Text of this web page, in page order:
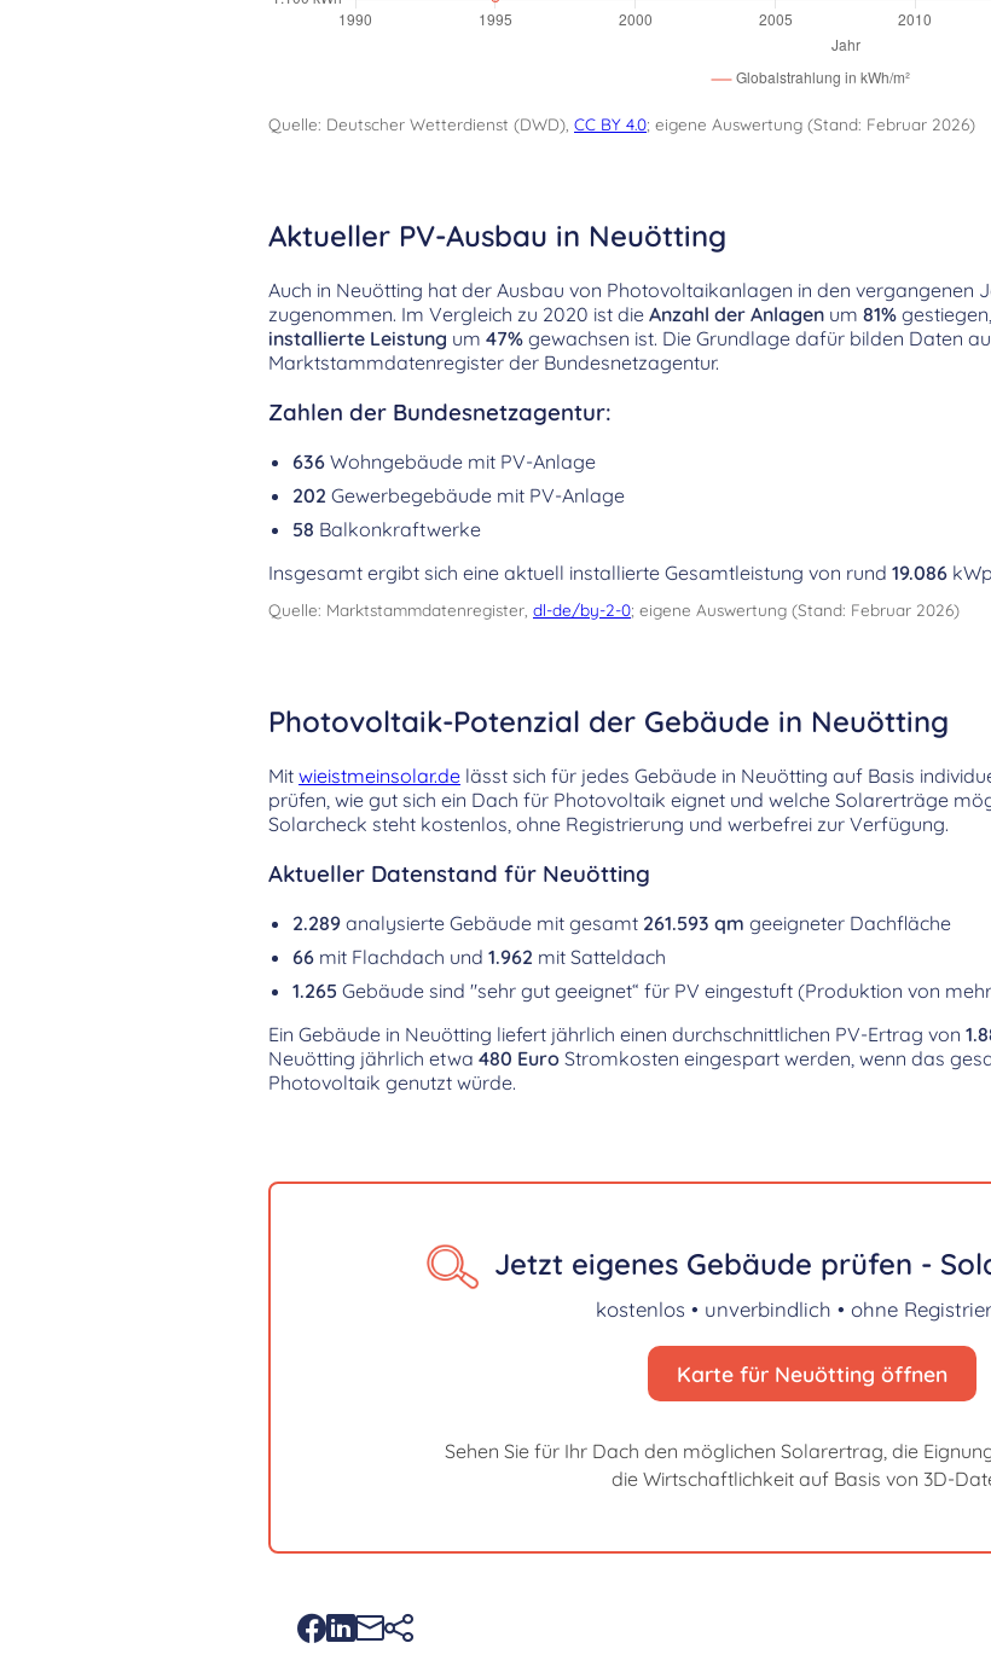
Quelle: Deutscher Wetterdienst (DWD), CC BY 4.0; eigene Auswertung (Stand: Februar 2026)
Aktueller PV-Ausbau in Neuötting
Auch in Neuötting hat der Ausbau von Photovoltaikanlagen in den vergangenen
zugenommen. Im Vergleich zu 2020 ist die Anzahl der Anlagen um 81%
installierte Leistung um 47% gewachsen ist. Die Grundlage dafür bilden Daten
Marktstammdatenregister der Bundesnetzagentur.
Zahlen der Bundesnetzagentur:
636 Wohngebäude mit PV-Anlage
202 Gewerbegebäude mit PV-Anlage
58 Balkonkraftwerke
Insgesamt ergibt sich eine aktuell installierte Gesamtleistung von rund 19.086
Quelle: Marktstammdatenregister, dl-de/by-2-0; eigene Auswertung (Stand: Februar 2026)
Photovoltaik-Potenzial der Gebäude in Neuötting
Mit wieistmeinsolar.de lässt sich für jedes Gebäude in Neuötting auf Basis
prüfen, wie gut sich ein Dach für Photovoltaik eignet und welche Solarerträge
Solarcheck steht kostenlos, ohne Registrierung und werbefrei zur Verfügung.
Aktueller Datenstand für Neuötting
2.289 analysierte Gebäude mit gesamt 261.593 qm geeigneter Dachfläche
66 mit Flachdach und 1.962 mit Satteldach
1.265 Gebäude sind "sehr gut geeignet“ für PV eingestuft (Produktion von
Ein Gebäude in Neuötting liefert jährlich einen durchschnittlichen PV-Ertrag von
Neuötting jährlich etwa 480 Euro Stromkosten eingespart werden, wenn das
Photovoltaik genutzt würde.
Jetzt eigenes Gebäude prüfen -
kostenlos • unverbindlich • ohne
Karte für Neuötting öffnen
Sehen Sie für Ihr Dach den möglichen Solarertrag, die
die Wirtschaftlichkeit auf Basis von 3D-